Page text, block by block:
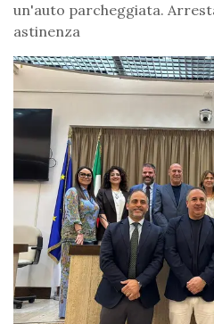
un'auto parcheggiata.
astinenza